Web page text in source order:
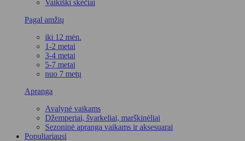
Vaikiški skėčiai
Pagal amžių
iki 12 mėn.
1-2 metai
3-4 metai
5-7 metai
nuo 7 metų
Apranga
Avalynė vaikams
Džemperiai, švarkeliai, marškinėliai
Sezoninė apranga vaikams ir aksesuarai
Populiariausi